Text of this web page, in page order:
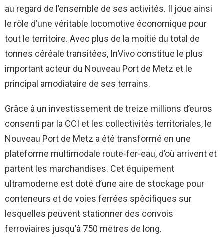
au regard de l’ensemble de ses activités. Il joue ainsi
le rôle d’une véritable locomotive économique pour
tout le territoire. Avec plus de la moitié du total de
tonnes céréale transitées, InVivo constitue le plus
important acteur du Nouveau Port de Metz et le
principal amodiataire de ses terrains.
Grâce à un investissement de treize millions d’euros
consenti par la CCI et les collectivités territoriales, le
Nouveau Port de Metz a été transformé en une
plateforme multimodale route-fer-eau, d’où arrivent et
partent les marchandises. Cet équipement
ultramoderne est doté d’une aire de stockage pour
conteneurs et de voies ferrées spécifiques sur
lesquelles peuvent stationner des convois
ferroviaires jusqu’à 750 mètres de long.